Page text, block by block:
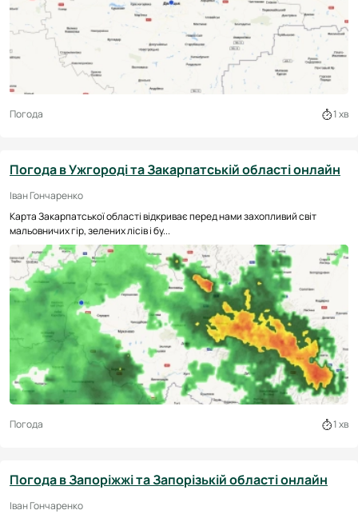
Погода 1 хв
Погода в Ужгороді та Закарпатській області онлайн
Іван Гончаренко
Карта Закарпатської області відкриває перед нами захопливий світ
мальовничих гір, зелених лісів і бу...
Погода 1 хв
Погода в Запоріжжі та Запорізькій області онлайн
Іван Гончаренко